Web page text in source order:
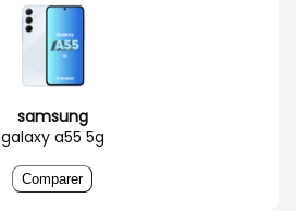
samsung
galaxy a55 5g
Comparer